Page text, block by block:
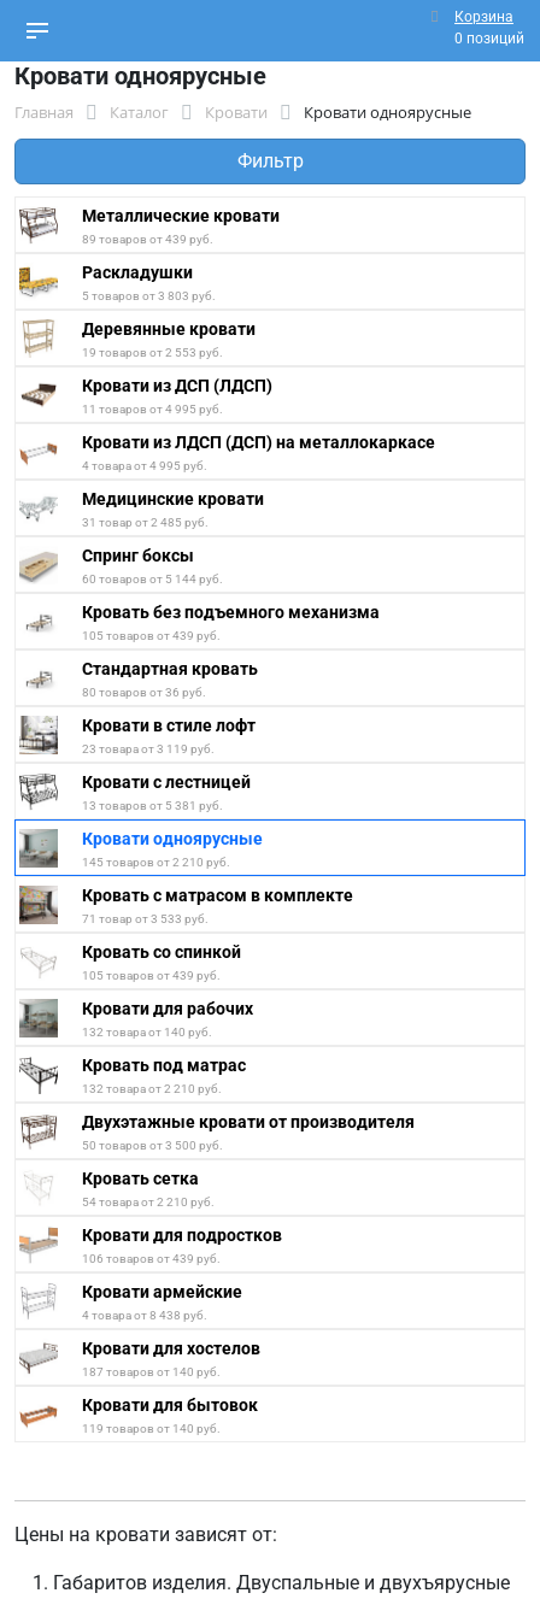
Корзина
0 позиций
Кровати одноярусные
Главная Каталог Кровати Кровати одноярусные
Фильтр
Металлические кровати
89 товаров от 439 руб.
Раскладушки
5 товаров от 3 803 руб.
Деревянные кровати
19 товаров от 2 553 руб.
Кровати из ДСП (ЛДСП)
11 товаров от 4 995 руб.
Кровати из ЛДСП (ДСП) на металлокаркасе
4 товара от 4 995 руб.
Медицинские кровати
31 товар от 2 485 руб.
Спринг боксы
60 товаров от 5 144 руб.
Кровать без подъемного механизма
105 товаров от 439 руб.
Стандартная кровать
80 товаров от 36 руб.
Кровати в стиле лофт
23 товара от 3 119 руб.
Кровати с лестницей
13 товаров от 5 381 руб.
Кровати одноярусные
145 товаров от 2 210 руб.
Кровать с матрасом в комплекте
71 товар от 3 533 руб.
Кровать со спинкой
105 товаров от 439 руб.
Кровати для рабочих
132 товара от 140 руб.
Кровать под матрас
132 товара от 2 210 руб.
Двухэтажные кровати от производителя
50 товаров от 3 500 руб.
Кровать сетка
54 товара от 2 210 руб.
Кровати для подростков
106 товаров от 439 руб.
Кровати армейские
4 товара от 8 438 руб.
Кровати для хостелов
187 товаров от 140 руб.
Кровати для бытовок
119 товаров от 140 руб.
Цены на кровати зависят от:
Габаритов изделия. Двуспальные и двухъярусные